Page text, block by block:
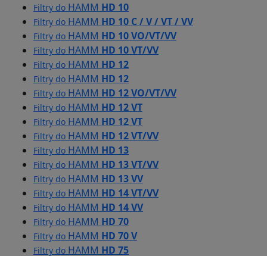
Filtry do HAMM HD 10
Filtry do HAMM HD 10 C / V / VT / VV
Filtry do HAMM HD 10 VO/VT/VV
Filtry do HAMM HD 10 VT/VV
Filtry do HAMM HD 12
Filtry do HAMM HD 12
Filtry do HAMM HD 12 VO/VT/VV
Filtry do HAMM HD 12 VT
Filtry do HAMM HD 12 VT
Filtry do HAMM HD 12 VT/VV
Filtry do HAMM HD 13
Filtry do HAMM HD 13 VT/VV
Filtry do HAMM HD 13 VV
Filtry do HAMM HD 14 VT/VV
Filtry do HAMM HD 14 VV
Filtry do HAMM HD 70
Filtry do HAMM HD 70 V
Filtry do HAMM HD 75